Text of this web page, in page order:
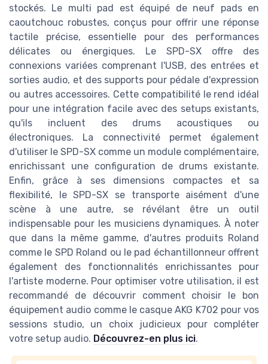
stockés. Le multi pad est équipé de neuf pads en
caoutchouc robustes, conçus pour offrir une réponse
tactile précise, essentielle pour des performances
délicates ou énergiques. Le SPD-SX offre des
connexions variées comprenant l'USB, des entrées et
sorties audio, et des supports pour pédale d'expression
ou autres accessoires. Cette compatibilité le rend idéal
pour une intégration facile avec des setups existants,
qu'ils incluent des drums acoustiques ou
électroniques. La connectivité permet également
d'utiliser le SPD-SX comme un module complémentaire,
enrichissant une configuration de drums existante.
Enfin, grâce à ses dimensions compactes et sa
flexibilité, le SPD-SX se transporte aisément d'une
scène à une autre, se révélant être un outil
indispensable pour les musiciens dynamiques. À noter
que dans la même gamme, d'autres produits Roland
comme le SPD Roland ou le pad échantillonneur offrent
également des fonctionnalités enrichissantes pour
l'artiste moderne. Pour optimiser votre utilisation, il est
recommandé de découvrir comment choisir le bon
équipement audio comme le casque AKG K702 pour vos
sessions studio, un choix judicieux pour compléter
votre setup audio. Découvrez-en plus ici.